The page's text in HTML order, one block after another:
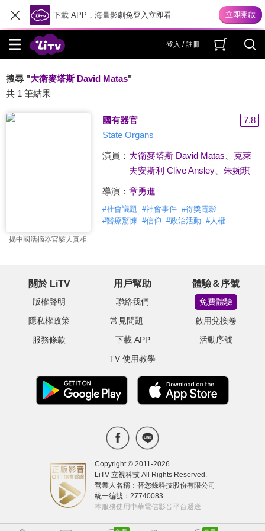
下載 APP，海量影劇免登入立即看
登入 / 註冊
搜尋 "大衛麥塔斯 David Matas"
共 1 筆結果
揭中國活摘器官駭人真相
國有器官
7.8
State Organs
演員： 大衛麥塔斯 David Matas
克萊
夫安斯利 Clive Ansley、 朱婉琪
導演： 章勇進
#社會議題 #社會事件 #得獎電影
#醫療驚悚 #信仰 #政治活動 #人權
關於 LiTV
版權聲明
隱私權政策
服務條款
用戶幫助
聯絡我們
常見問題
下載 APP
TV 使用教學
體驗＆序號
免費體驗
啟用兌換卷
活動序號
Copyright © 2011-2026
LiTV 立視科技 All Rights Reserved.
營業人名稱：替您錄科技股份有限公司
統一編號：27740083
本服務使用中華電信影音平台遞送